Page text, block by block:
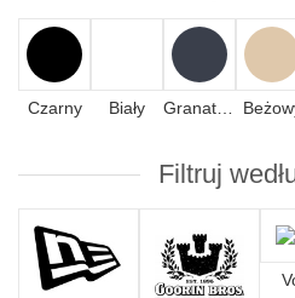
Czarny Biały
Filtruj